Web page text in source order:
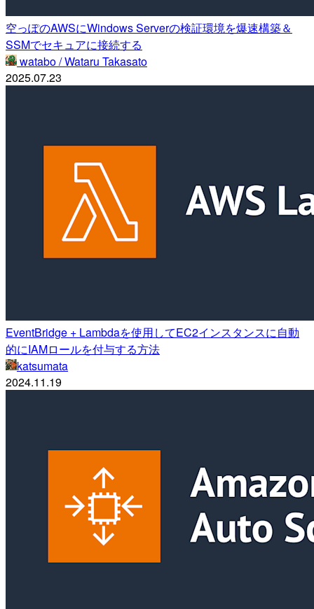
空っぽのAWSにWindows Serverの検証環境を爆速構築＆
SSMでセキュアに接続する
watabo / Wataru Takasato
2025.07.23
EventBridge + Lambdaを使用してEC2インスタンスに自動
的にIAMロールを付与する方法
katsumata
2024.11.19